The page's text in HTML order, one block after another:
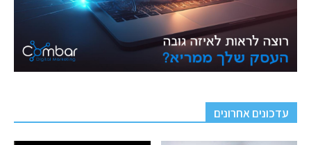
עדכונים אחרונים